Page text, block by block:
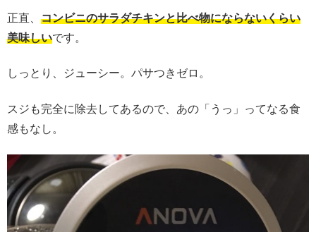
正直、 コンビニのサラダチキンと比べ物にならないくらい
美味しいです。
しっとり、ジューシー。パサつきゼロ。
スジも完全に除去してあるので、あの「うっ」ってなる食
感もなし。